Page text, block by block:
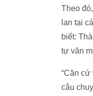
Theo
lan tại
biết:
tự văn
“Căn
câu